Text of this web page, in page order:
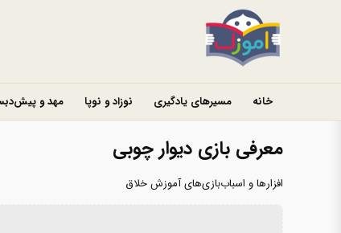
خانه مسیرهای یادگیری نوزاد و نوپا مهد و
معرفی بازی دیوار چوبی
افزارها و اسباب‌بازی‌های آموزش خلاق